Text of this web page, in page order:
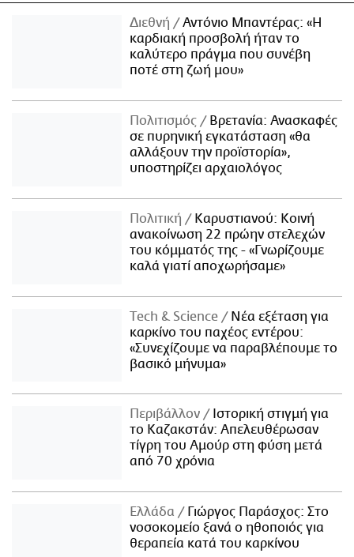
Διεθνή
Αντόνιο Μπαντέρας: «Η
καρδιακή προσβολή ήταν το
καλύτερο πράγμα που συνέβη
ποτέ στη ζωή μου»
Πολιτισμός
Βρετανία: Ανασκαφές
σε πυρηνική εγκατάσταση «θα
αλλάξουν την προϊστορία»,
υποστηρίζει αρχαιολόγος
Πολιτική
Καρυστιανού: Κοινή
ανακοίνωση 22 πρώην στελεχών
του κόμματός της - «Γνωρίζουμε
καλά γιατί αποχωρήσαμε»
Τech & Science
Νέα εξέταση για
καρκίνο του παχέος εντέρου:
«Συνεχίζουμε να παραβλέπουμε το
βασικό μήνυμα»
Περιβάλλον
Ιστορική στιγμή για
το Καζακστάν: Απελευθέρωσαν
τίγρη του Αμούρ στη φύση μετά
από 70 χρόνια
Ελλάδα
Γιώργος Παράσχος: Στο
νοσοκομείο ξανά ο ηθοποιός για
θεραπεία κατά του καρκίνου